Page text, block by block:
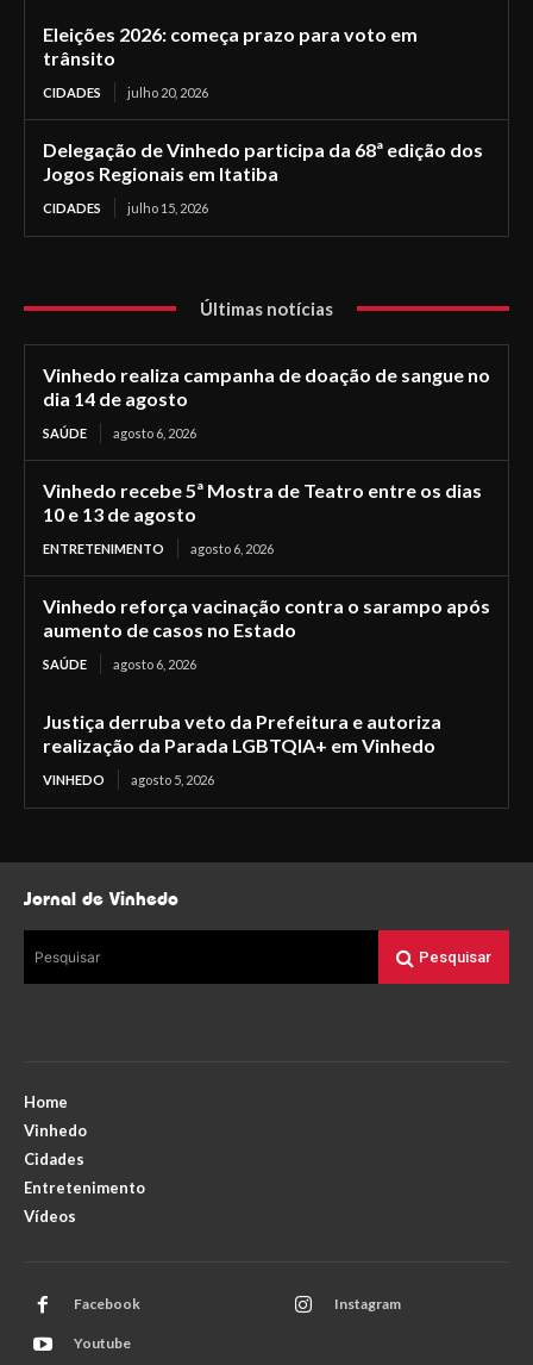
Eleições 2026: começa prazo para voto em
trânsito
CIDADES julho 20, 2026
Delegação de Vinhedo participa da 68ª edição dos
Jogos Regionais em Itatiba
CIDADES julho 15, 2026
Últimas notícias
Vinhedo realiza campanha de doação de sangue no
dia 14 de agosto
SAÚDE agosto 6, 2026
Vinhedo recebe 5ª Mostra de Teatro entre os dias
10 e 13 de agosto
ENTRETENIMENTO agosto 6, 2026
Vinhedo reforça vacinação contra o sarampo após
aumento de casos no Estado
SAÚDE agosto 6, 2026
Justiça derruba veto da Prefeitura e autoriza
realização da Parada LGBTQIA+ em Vinhedo
VINHEDO agosto 5, 2026
Jornal de Vinhedo
Pesquisar Pesquisar
Home
Vinhedo
Cidades
Entretenimento
Vídeos
Facebook Instagram
Youtube